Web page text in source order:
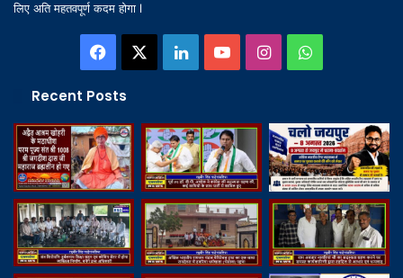
लिए अति महतवपूर्ण कदम होगा l
Facebook LinkedInYouTubeInstagramWhatsApp
Recent Posts